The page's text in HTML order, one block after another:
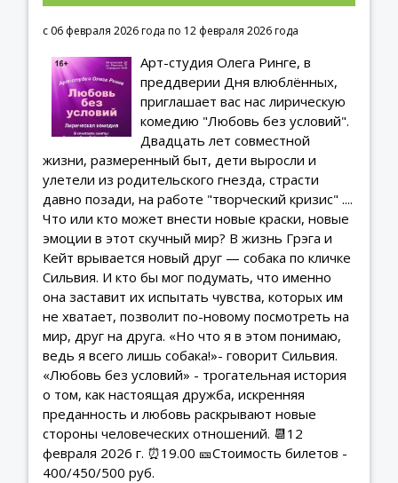
с 06 февраля 2026 года по 12 февраля 2026 года
Арт-студия Олега Ринге, в
преддверии Дня влюблённых,
приглашает вас нас лирическую
комедию "Любовь без условий".
Двадцать лет совместной
жизни, размеренный быт, дети выросли и
улетели из родительского гнезда, страсти
давно позади, на работе "творческий кризис" ....
Что или кто может внести новые краски, новые
эмоции в этот скучный мир? В жизнь Грэга и
Кейт врывается новый друг — собака по кличке
Сильвия. И кто бы мог подумать, что именно
она заставит их испытать чувства, которых им
не хватает, позволит по-новому посмотреть на
мир, друг на друга. «Но что я в этом понимаю,
ведь я всего лишь собака!»- говорит Сильвия.
«Любовь без условий» - трогательная история
о том, как настоящая дружба, искренняя
преданность и любовь раскрывают новые
стороны человеческих отношений. 📆12
февраля 2026 г. ⏰19.00 🎫Стоимость билетов -
400/450/500 руб.